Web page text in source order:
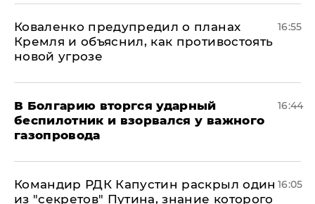
Коваленко предупредил о планах
Кремля и объяснил, как противостоять
новой угрозе
16:55
В Болгарию вторгся ударный
беспилотник и взорвался у важного
газопровода
16:44
Командир РДК Капустин раскрыл один
из "секретов" Путина, знание которого
16:05